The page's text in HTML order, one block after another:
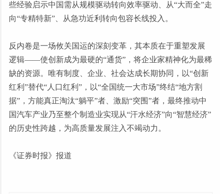
些经验启示中国需从规模驱动转向效率驱动、从“大而全”走
向“专精特新”、从急功近利转向包容长线投入。
反内卷是一场攸关国运的深刻变革，其本质在于重塑发展
逻辑——使创新成为最硬的“通货”，将企业家精神化为最稀
缺的资源。唯有制度、企业、社会达成长期协同，以“创新
红利”替代“人口红利”，以“全国统一大市场”终结“地方割
据”，方能真正淘汰“躺平”者、激励“突围”者，最终推动中
国汽车产业乃至整个制造业实现从“汗水经济”向“智慧经济”
的历史性跨越，为高质量发展注入不竭动力。
《证券时报》报道